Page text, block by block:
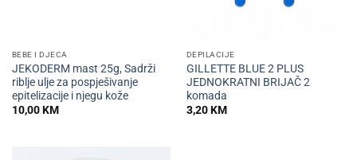
BEBE I DJECA
JEKODERM mast 25g, Sadrži
riblje ulje za pospješivanje
epitelizacije i njegu kože
10,00KM
DEPILACIJE
GILLETTE BLUE 2 PLUS
JEDNOKRATNI BRIJAČ 2
komada
3,20KM